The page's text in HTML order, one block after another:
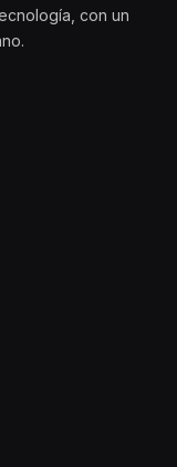
con un